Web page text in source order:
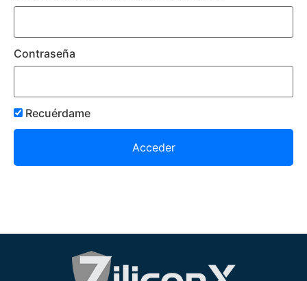
Contraseña
Recuérdame